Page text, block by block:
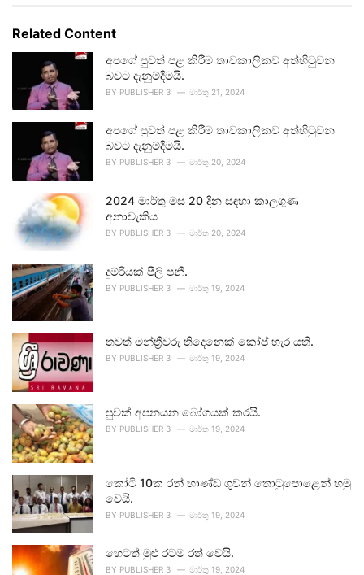
o
r
i
:Related Content
අපගේ පුවත් පළ කිරීම තාවකාලිකව අත්හිටුවන
බවට දැනුම්දීමයි.
BY PUBLISHER 3 මාර්තු 21, 2024
අපගේ පුවත් පළ කිරීම තාවකාලිකව අත්හිටුවන
බවට දැනුම්දීමයි.
BY PUBLISHER 3 මාර්තු 20, 2024
2024 මාර්තු මස 20 දින සඳහා කාලගුණ
අනාවැකිය
BY PUBLISHER 3 මාර්තු 20, 2024
දුම්රියක් පීලි පනී.
BY PUBLISHER 3 මාර්තු 19, 2024
තවත් මන්ත්‍රීවරු තිදෙනෙක් කෝප් හැර යති.
BY PUBLISHER 3 මාර්තු 19, 2024
පුවක් අපනයන බෝගයක් කරයි.
BY PUBLISHER 3 මාර්තු 19, 2024
කෝටි 10ක රන් භාණ්ඩ ගුවන් තොටුපොළෙන් හමු
වෙයි.
BY PUBLISHER 3 මාර්තු 19, 2024
හෙටත් මුළු රටම රත් වෙයි.
BY PUBLISHER 3 මාර්තු 19, 2024